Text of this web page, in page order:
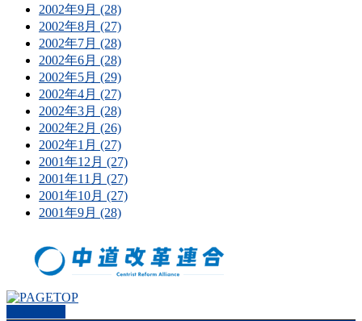
2002年9月 (28)
2002年8月 (27)
2002年7月 (28)
2002年6月 (28)
2002年5月 (29)
2002年4月 (27)
2002年3月 (28)
2002年2月 (26)
2002年1月 (27)
2001年12月 (27)
2001年11月 (27)
2001年10月 (27)
2001年9月 (28)